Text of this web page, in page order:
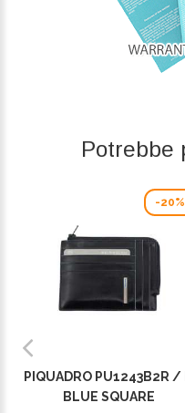
Potrebbe
-20%
PIQUADRO PU1243B2R /
BLUE SQUARE